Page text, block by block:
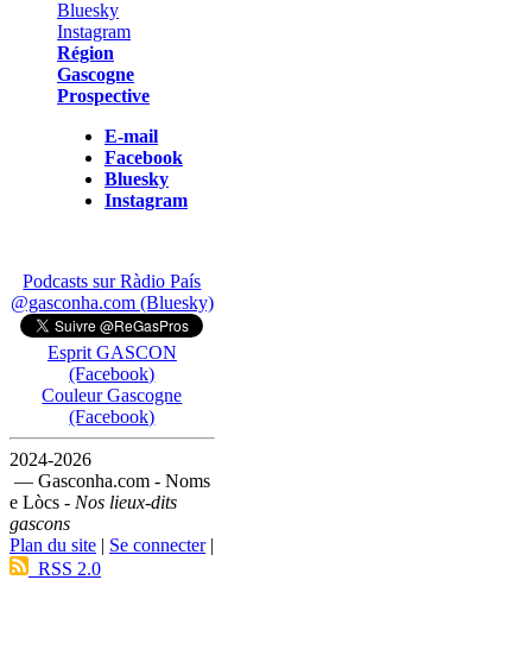
Région
Gascogne
Prospective
E-mail
Facebook
Bluesky
Instagram
Podcasts sur Ràdio País
@gasconha.com (Bluesky)
Esprit GASCON
(Facebook)
Couleur Gascogne
(Facebook)
2024-2026
— Gasconha.com - Noms
e Lòcs - Nos lieux-dits
gascons
Plan du site | Se connecter|
RSS 2.0